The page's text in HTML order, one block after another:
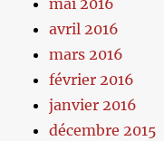
mai 2016
avril 2016
mars 2016
février 2016
janvier 2016
décembre 2015